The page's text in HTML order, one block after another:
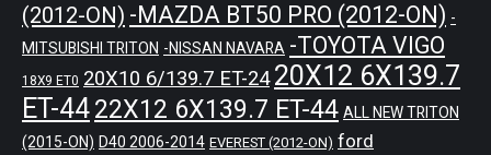
(2012-ON) -MAZDA BT50 PRO (2012-ON) -
MITSUBISHI TRITON -NISSAN NAVARA -TOYOTA VIGO
18X9 ET0 20X10 6/139.7 ET-24 20X12 6X139.7
ET-4422X12 6X139.7 ET-44 ALL NEW TRITON
(2015-ON) D40 2006-2014 EVEREST (2012-ON) ford